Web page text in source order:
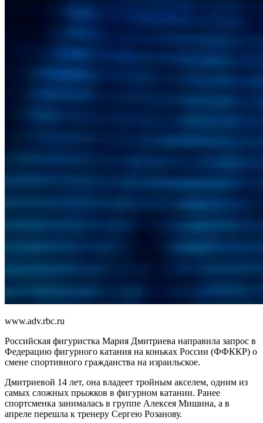
www.adv.rbc.ru
Российская фигуристка Мария Дмитриева направила запрос в
Федерацию фигурного катания на коньках России (ФФККР) о
смене спортивного гражданства на израильское.
Дмитриевой 14 лет, она владеет тройным акселем, одним из
самых сложных прыжков в фигурном катании. Ранее
спортсменка занималась в группе Алексея Мишина, а в
апреле перешла к тренеру Сергею Розанову.